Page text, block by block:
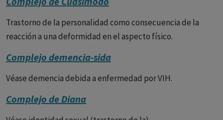
Trastorno de la personalidad como consecuencia de la
reacción a una deformidad en el aspecto físico.
Complejo demencia-sida
Véase demencia debida a enfermedad por VIH.
Complejo de Diana